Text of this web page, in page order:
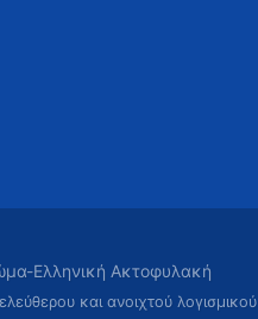
Ελληνική Ακτοφυλακή
και ανοιχτού λογισμικού